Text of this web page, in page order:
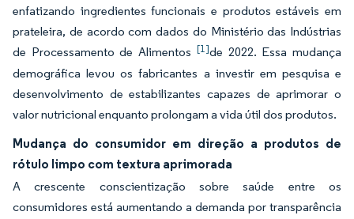
enfatizando ingredientes funcionais e produtos estáveis em
prateleira, de acordo com dados do Ministério das Indústrias
de Processamento de Alimentos [1]de 2022. Essa mudança
demográfica levou os fabricantes a investir em pesquisa e
desenvolvimento de estabilizantes capazes de aprimorar o
valor nutricional enquanto prolongam a vida útil dos produtos.
Mudança do consumidor em direção a produtos de
rótulo limpo com textura aprimorada
A crescente conscientização sobre saúde entre os
consumidores está aumentando a demanda por transparência